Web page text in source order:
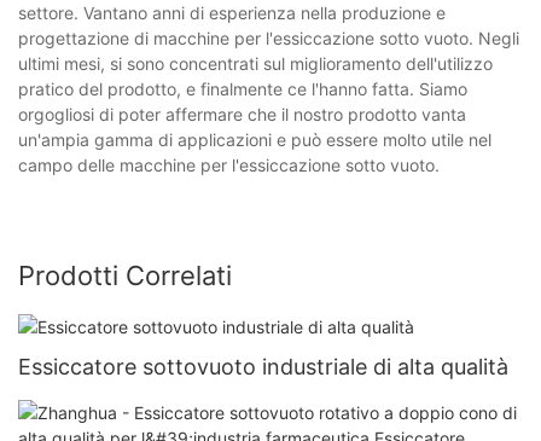
settore. Vantano anni di esperienza nella produzione e
progettazione di macchine per l'essiccazione sotto vuoto. Negli
ultimi mesi, si sono concentrati sul miglioramento dell'utilizzo
pratico del prodotto, e finalmente ce l'hanno fatta. Siamo
orgogliosi di poter affermare che il nostro prodotto vanta
un'ampia gamma di applicazioni e può essere molto utile nel
campo delle macchine per l'essiccazione sotto vuoto.
Prodotti Correlati
Essiccatore sottovuoto industriale di alta qualità